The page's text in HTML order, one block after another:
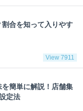
合を知って入りやす
View 7911
を簡単に解説！店舗集
定法